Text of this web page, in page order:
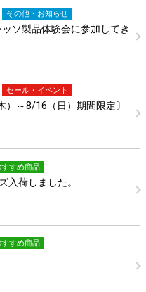
その他・お知らせ
ッソ製品体験会に参加してき
セール・イベント
）～8/16（日）期間限定〕
すすめ商品
入荷しました。
すすめ商品